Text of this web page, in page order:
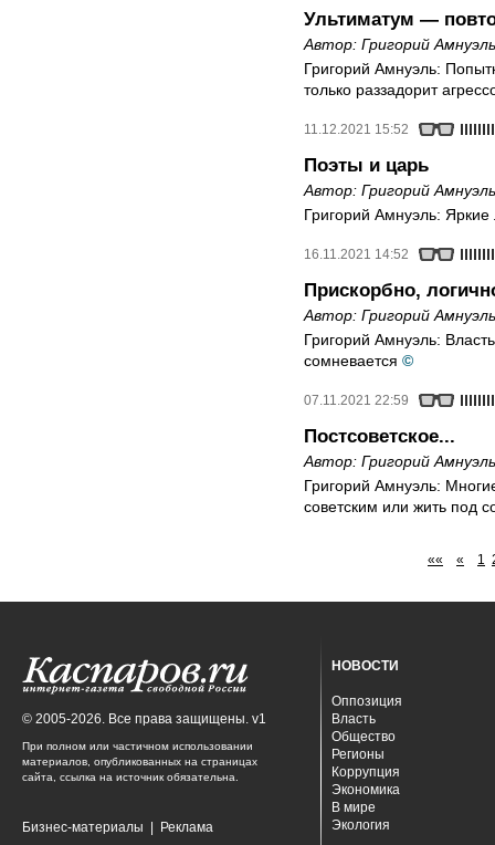
Ультиматум —
Автор: Григорий Амнуэль
Григорий Амнуэль:
только раззадорит
11.12.2021 15:52
Поэты и царь
Автор: Григорий Амнуэль
Григорий Амнуэль: Яркие
16.11.2021 14:52
Прискорбно,
Автор: Григорий Амнуэль
Григорий Амнуэль:
сомневается ©
07.11.2021 22:59
Постсоветское...
Автор: Григорий Амнуэль
Григорий Амнуэль:
советским или жить под
«« « 1
© 2005-2026. Все права защищены. v1
При полном или частичном использовании
материалов, опубликованных на страницах
сайта, ссылка на источник обязательна.
Бизнес-материалы Реклама
НОВОСТИ
Оппозиция
Власть
Общество
Регионы
Коррупция
Экономика
В мире
Экология